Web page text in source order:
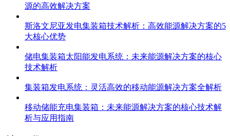
源的高效解决方案
斯洛文尼亚发电集装箱技术解析：高效能源解决方案的5
大核心优势
储电集装箱太阳能发电系统：未来能源解决方案的核心
技术解析
集装箱发电系统：灵活高效的移动能源解决方案全解析
移动储能充电集装箱：未来能源解决方案的核心技术解
析与应用指南